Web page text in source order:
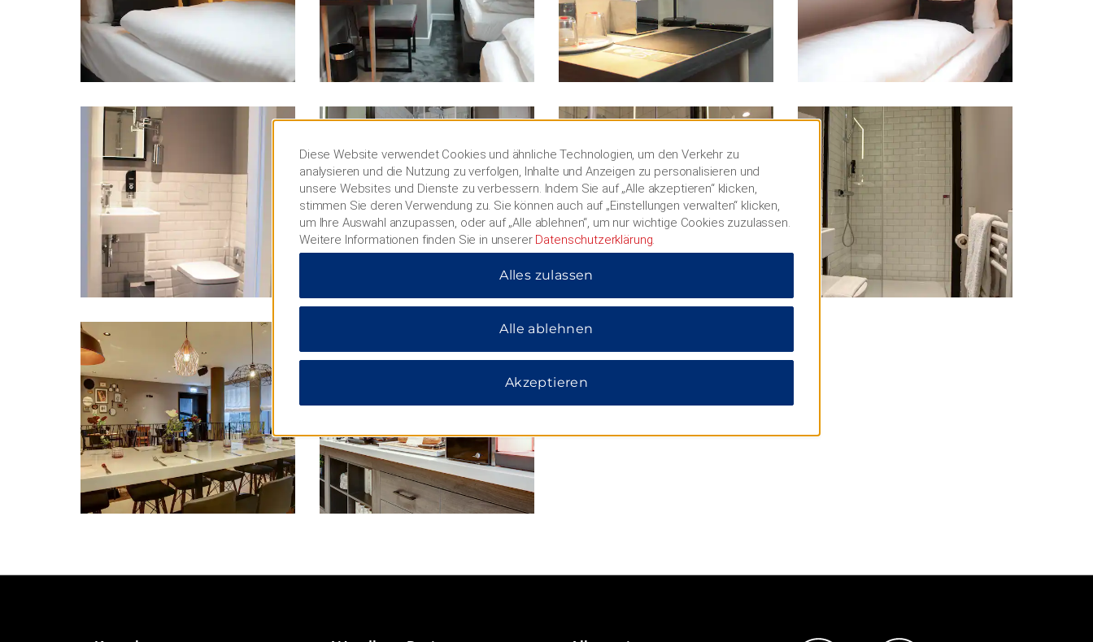
Diese Website verwendet Cookies und ähnliche Technologien, um den Verkehr zu
analysieren und die Nutzung zu verfolgen, Inhalte und Anzeigen zu personalisieren und
unsere Websites und Dienste zu verbessern. Indem Sie auf „Alle akzeptieren“ klicken,
stimmen Sie deren Verwendung zu. Sie können auch auf „Einstellungen verwalten“ klicken,
um Ihre Auswahl anzupassen, oder auf „Alle ablehnen“, um nur wichtige Cookies zuzulassen.
Weitere Informationen finden Sie in unserer Datenschutzerklärung.
Alles zulassen
Alle ablehnen
Akzeptieren